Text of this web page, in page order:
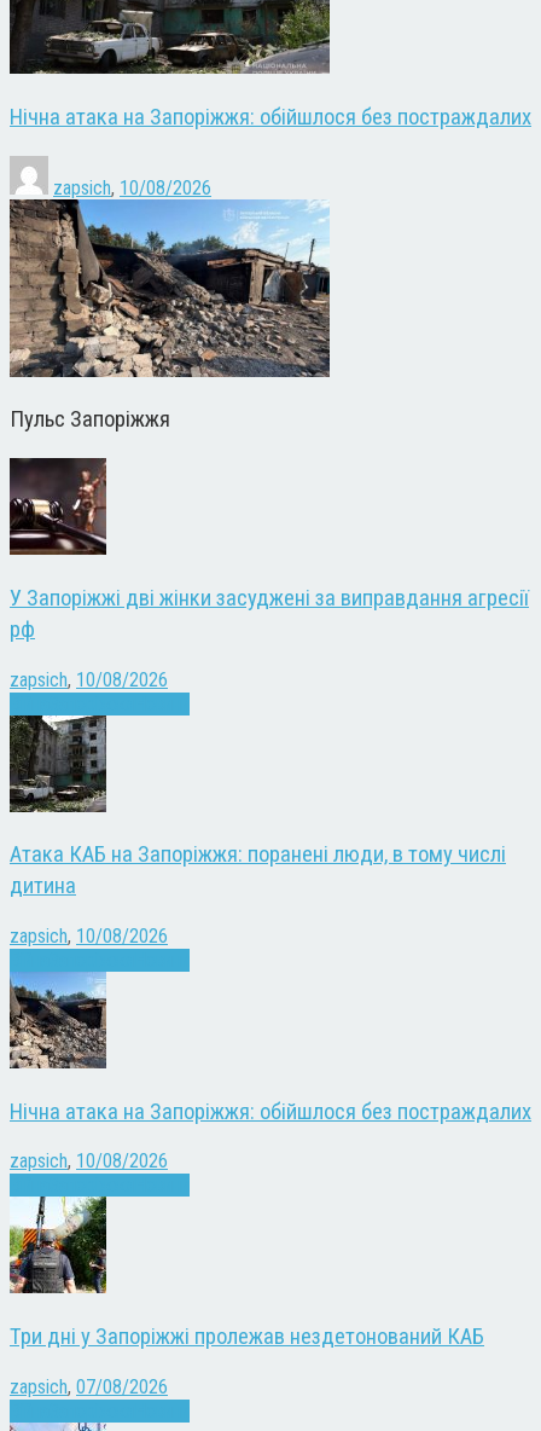
Нічна атака на Запоріжжя: обійшлося без постраждалих
zapsich, 10/08/2026
Пульс Запоріжжя
У Запоріжжі дві жінки засуджені за виправдання агресії
рф
zapsich, 10/08/2026
Атака КАБ на Запоріжжя: поранені люди, в тому числі
дитина
zapsich, 10/08/2026
Нічна атака на Запоріжжя: обійшлося без постраждалих
zapsich, 10/08/2026
Три дні у Запоріжжі пролежав нездетонований КАБ
zapsich, 07/08/2026